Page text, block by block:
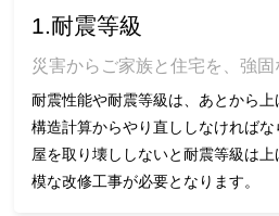
1.耐震等級
災害からご家族と住宅を、強固
耐震性能や耐震等級は、あとから
構造計算からやり直ししなければ
屋を取り壊ししないと耐震等級は
模な改修工事が必要となります。